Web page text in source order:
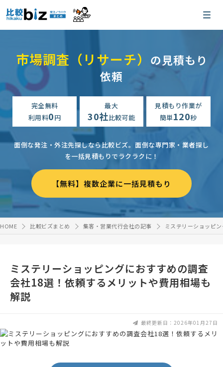
市場調査（リサーチ） の見積もり
依頼
完全無料
利用料0円
最大
30社比較可能
見積もり作業が
簡単120秒
面倒な発注・外注先探しなら比較ビズ。 面倒な専門家・業者探し
を一括見積もりでラクラクに！
【無料】複数企業に一括見積もり
HOME 比較ビズまとめ 集客・営業代行会社の記事 ミステリーショッピ
ミステリーショッピングにおすすめの調査
会社18選！依頼するメリットや費用相場も
解説
最終更新日：2026年01月27日